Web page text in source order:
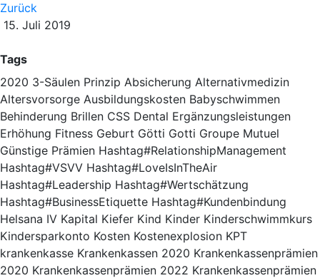
Zurück
15. Juli 2019
Tags
2020 3-Säulen Prinzip Absicherung Alternativmedizin
Altersvorsorge Ausbildungskosten Babyschwimmen
Behinderung Brillen CSS Dental Ergänzungsleistungen
Erhöhung Fitness Geburt Götti Gotti Groupe Mutuel
Günstige Prämien Hashtag#RelationshipManagement
Hashtag#VSVV Hashtag#LoveIsInTheAir
Hashtag#Leadership Hashtag#Wertschätzung
Hashtag#BusinessEtiquette Hashtag#Kundenbindung
Helsana IV Kapital Kiefer Kind Kinder Kinderschwimmkurs
Kindersparkonto Kosten Kostenexplosion KPT
krankenkasse Krankenkassen 2020 Krankenkassenprämien
2020 Krankenkassenprämien 2022 Krankenkassenprämien